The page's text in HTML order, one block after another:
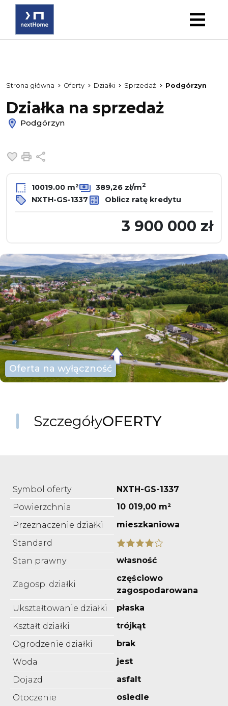
Strona główna Oferty Działki Sprzedaż Podgórzyn
Działka na sprzedaż
Podgórzyn
Dodaj do ulubionych
Drukuj
10019.00 m² 389,26 zł/m2
NXTH-GS-1337 Oblicz ratę kredytu
3 900 000 zł
Oferta na wyłączność
SzczegółyOFERTY
Symbol oferty
NXTH-GS-1337
Powierzchnia
10 019,00 m²
Przeznaczenie działki
mieszkaniowa
Standard
Stan prawny
własność
Zagosp. działki
częściowo
zagospodarowana
Ukształtowanie działki
płaska
Kształt działki
trójkąt
Ogrodzenie działki
brak
Woda
jest
Dojazd
asfalt
Otoczenie
osiedle